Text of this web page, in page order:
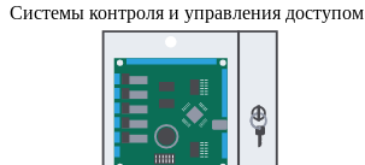
Системы контроля и управления доступом